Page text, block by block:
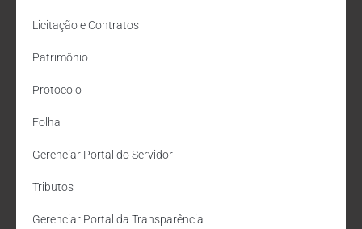
Licitação e Contratos
Patrimônio
Protocolo
Folha
Gerenciar Portal do Servidor
Tributos
Gerenciar Portal da Transparência